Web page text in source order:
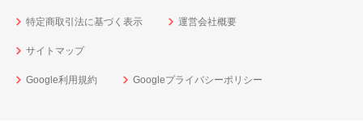
特定商取引法に基づく表示 運営会社概要
サイトマップ
Google利用規約 Googleプライバシーポリシー